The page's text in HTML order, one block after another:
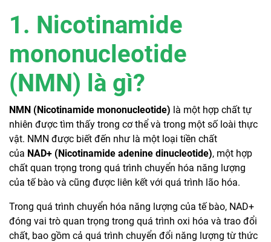
1. Nicotinamide
mononucleotide
(NMN) là gì?
NMN (Nicotinamide mononucleotide) là một hợp chất tự
nhiên được tìm thấy trong cơ thể và trong một số loài thực
vật. NMN được biết đến như là một loại tiền chất
của NAD+ (Nicotinamide adenine dinucleotide), một hợp
chất quan trọng trong quá trình chuyển hóa năng lượng
của tế bào và cũng được liên kết với quá trình lão hóa.
Trong quá trình chuyển hóa năng lượng của tế bào, NAD+
đóng vai trò quan trọng trong quá trình oxi hóa và trao đổi
chất, bao gồm cả quá trình chuyển đổi năng lượng từ thức